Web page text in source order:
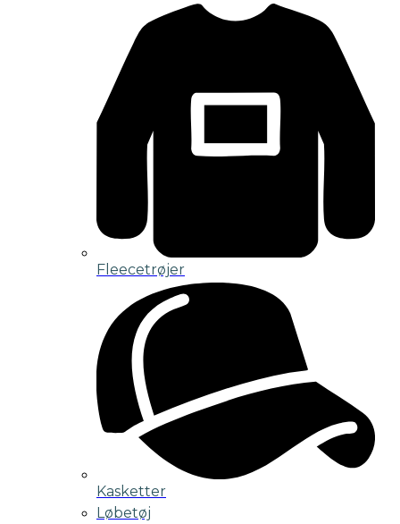
Fleecetrøjer
Kasketter
Løbetøj